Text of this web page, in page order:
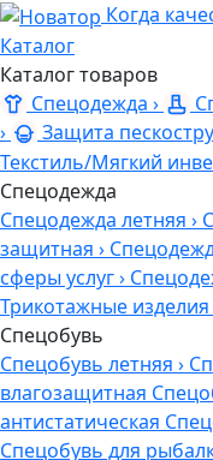
Когда
Каталог
Каталог товаров
Спецодежда ›
›
Защита
Текстиль/Мягкий
Спецодежда
Спецодежда летняя ›
защитная ›
сферы услуг›
Трикотажные изделия
Спецобувь
Спецобувь летняя ›
влагозащитная
антистатическая
Спецобувь для